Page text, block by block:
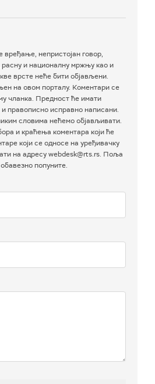
вређање, непристојан говор,
и националну мржњу као и
врсте неће бити објављени.
на овом порталу. Коментари се
чланка. Предност ће имати
правописно исправно написани.
словима нећемо објављивати.
и краћења коментара који ће
који се односе на уређивачку
на адресу webdesk@rts.rs. Поља
попуните.